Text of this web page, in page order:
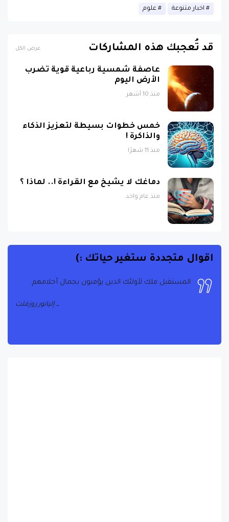
اخبار متنوعة علوم
قد تُعجبك هذه المشاركات عرض الكل
عاصفة شمسية رباعية قوية تضرب
الأرض اليوم
منذ 10 أشهر
خمس خطوات بسيطة لتعزيز الذكاء
والذاكرة !
منذ 11 شهرًا
دماغك لا يشيخ مع القراءة !.. لماذا ؟
منذ عام واحد
اقوال متجددة ستغير حياتك :)
المستقبل ملك لأولئك الذين يؤمنون بجمال أحلامهم.
إليانور روزفلت